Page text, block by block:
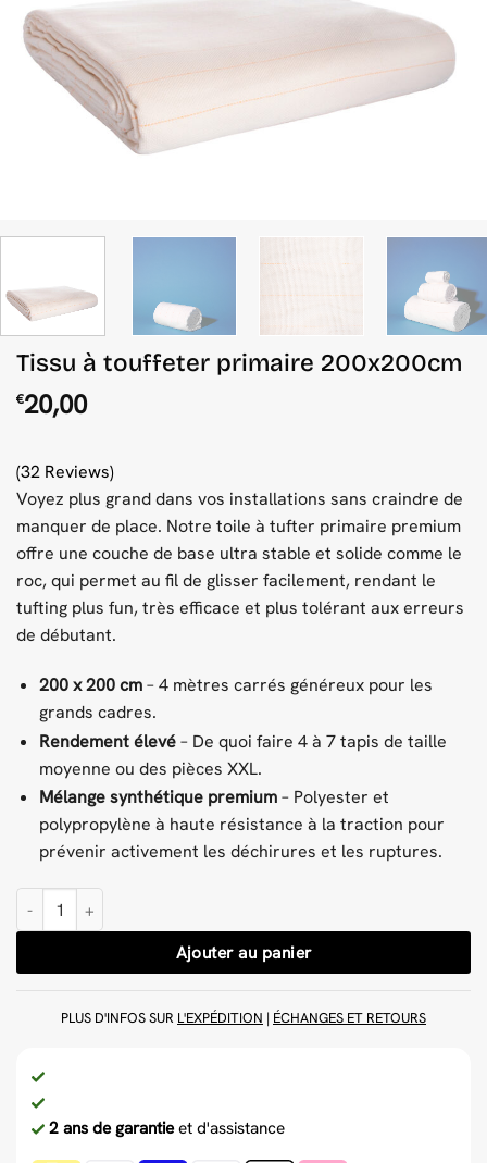
Tissu à touffeter primaire 200x200cm
€20,00
(32 Reviews)
Voyez plus grand dans vos installations sans craindre de
manquer de place. Notre toile à tufter primaire premium
offre une couche de base ultra stable et solide comme le
roc, qui permet au fil de glisser facilement, rendant le
tufting plus fun, très efficace et plus tolérant aux erreurs
de débutant.
200 x 200 cm– 4 mètres carrés généreux pour les
grands cadres.
Rendement élevé– De quoi faire 4 à 7 tapis de taille
moyenne ou des pièces XXL.
Mélange synthétique premium– Polyester et
polypropylène à haute résistance à la traction pour
prévenir activement les déchirures et les ruptures.
quantité de Tissu à touffeter primaire 200x200cm
Ajouter au panier
PLUS D'INFOS SUR L'EXPÉDITION | ÉCHANGES ET RETOURS
2 ans de garantieet d'assistance